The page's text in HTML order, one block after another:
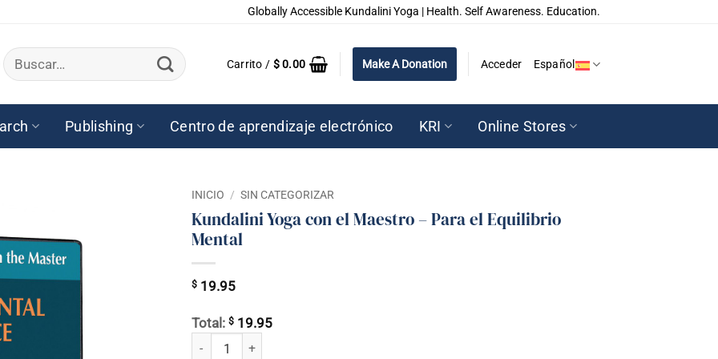
Globally Accessible Kundalini Yoga | Health. Self Awareness. Education.
Buscar
por:
Carrito / $0.00 Make A Donation Acceder Español
Publishing Centro de aprendizaje electrónico KRI Online Stores
INICIO / SIN CATEGORIZAR
Kundalini Yoga con el Maestro – Para el Equilibrio
Mental
$ 19.95
Total: $ 19.95
Kundalini Yoga con el Maestro - Para el Equilibrio Mental cantidad